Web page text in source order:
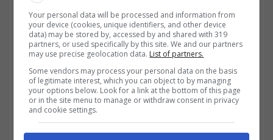
È proprio attorno allarisposta in questione
che i trader più esperti rimangono senza
parole. Lacrescita di Minanon è di certo
perfetta, anche per questa criptovaluta ci
sono stati dei piccoli fallimenti. Ma la ripresa
si è mantenuta costante. Ecco com’è stato
Your personal data will be processed and information from
your device (cookies, unique identifiers, and other device
data) may be stored by, accessed by and shared with 319
partners, or used specifically by this site. We and our partners
may use precise geolocation data. List of partners.
Some vendors may process your personal data on the basis
of legitimate interest, which you can object to by managing
your options below. Look for a link at the bottom of this page
or in the site menu to manage or withdraw consent in privacy
and cookie settings.